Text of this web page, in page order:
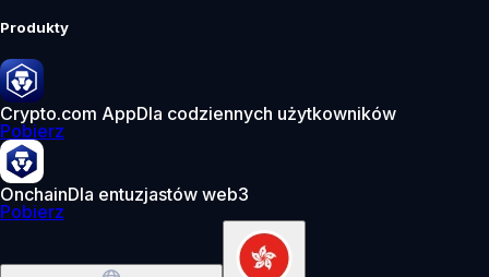
Produkty
Crypto.com AppDla codziennych użytkowników
Pobierz
OnchainDla entuzjastów web3
Pobierz